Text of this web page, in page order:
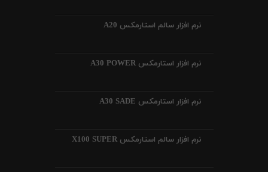
نرم افزار سالم استارمکس A20
نرم افزار استارمکس A30 POWER
نرم افزار استارمکس A30 SADE
نرم افزار سالم استارمکس X100 SUPER